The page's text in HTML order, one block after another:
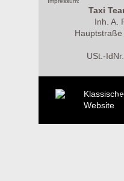
Taxi
Inh. A.
Hauptstraße
USt.-
Klassische
Website